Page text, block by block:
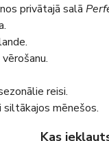
privātajā salā
reisi.
mēnešos.
Kas